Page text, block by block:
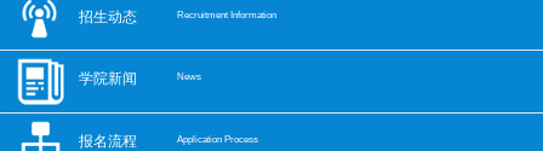
招生动态 Recruitment Information
学院新闻 News
报名流程 Application Process